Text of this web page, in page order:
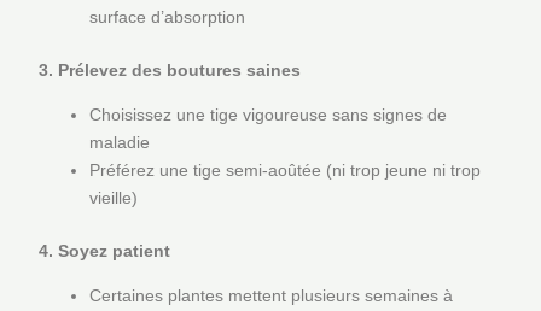
surface d’absorption
3. Prélevez des boutures saines
Choisissez une tige vigoureuse sans signes de
maladie
Préférez une tige semi-aoûtée (ni trop jeune ni trop
vieille)
4. Soyez patient
Certaines plantes mettent plusieurs semaines à